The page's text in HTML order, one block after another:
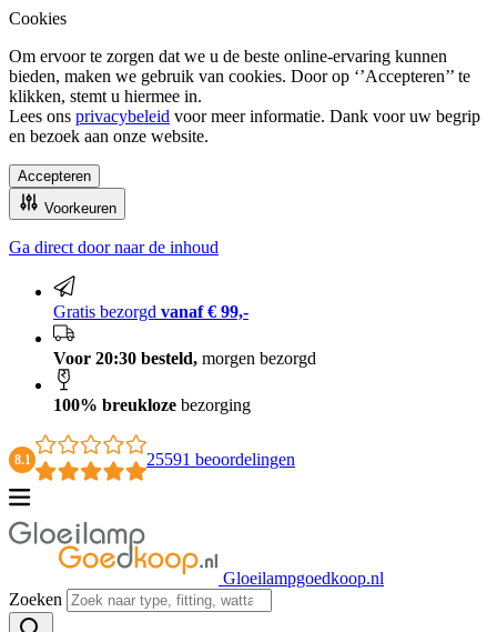
Cookies
Om ervoor te zorgen dat we u de beste online-ervaring kunnen
bieden, maken we gebruik van cookies. Door op ‘’Accepteren’’ te
klikken, stemt u hiermee in.
Lees ons privacybeleid voor meer informatie. Dank voor uw begrip
en bezoek aan onze website.
Accepteren
Voorkeuren
100% breukloze bezorging
Ga direct door naar de inhoud
Gratis bezorgd vanaf € 99,-
Voor 20:30 besteld, morgen bezorgd
100% breukloze bezorging
8.1 25591 beoordelingen
Gloeilampgoedkoop.nl
Zoeken